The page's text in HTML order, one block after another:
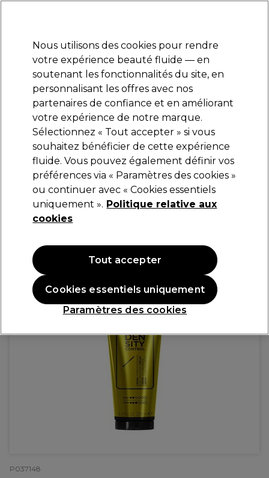
Se connecter
Marques Bons plans Coiffure Electro et Matériel
Livraison et délais
lire la suite
Kemon Styling Hi Density Control 200ml
)
19,55 €23,00 €
11.50 € pour 100ml
OFFRE OFFRE EN LIGNE
P037148
Nous utilisons des cookies pour rendre
votre expérience beauté fluide — en
soutenant les fonctionnalités du site, en
personnalisant les offres avec nos
partenaires de confiance et en améliorant
votre expérience de notre marque.
Sélectionnez « Tout accepter » si vous
souhaitez bénéficier de cette expérience
fluide. Vous pouvez également définir vos
préférences via « Paramètres des cookies »
ou continuer avec « Cookies essentiels
uniquement ». Politique relative aux
cookies
Paramètres des cookies
Cookies essentiels uniquement
Tout accepter